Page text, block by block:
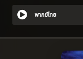
พากย์ไทย